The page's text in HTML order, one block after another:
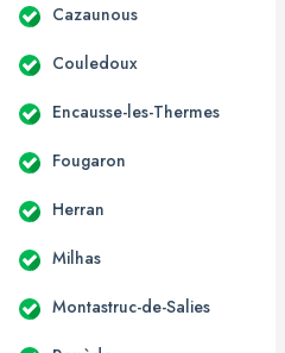
Cazaunous
Couledoux
Encausse-les-Thermes
Fougaron
Herran
Milhas
Montastruc-de-Salies